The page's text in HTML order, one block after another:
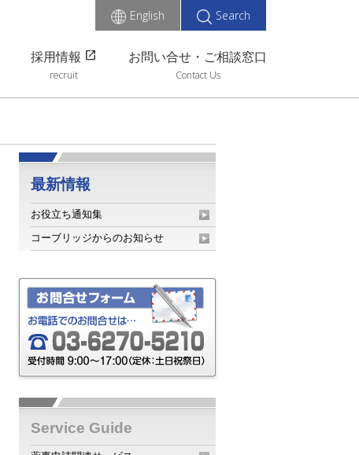
採用情報 open_in_new
recruit
お問い合せ・ご相談窓口
Contact Us
English Search
最新情報
お役立ち通知集
コーブリッジからのお知らせ
Service Guide